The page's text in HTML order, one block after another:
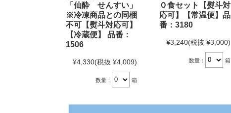
「仙酔 せんすい」
※冷凍商品との同梱
不可【熨斗対応可】
【冷蔵便】 品番：
1506
¥4,330(税抜 ¥4,009)
数量： 箱
０食セット【熨斗対
応可】【常温便】品
番：3180
¥3,240(税抜 ¥3,000)
数量： 箱